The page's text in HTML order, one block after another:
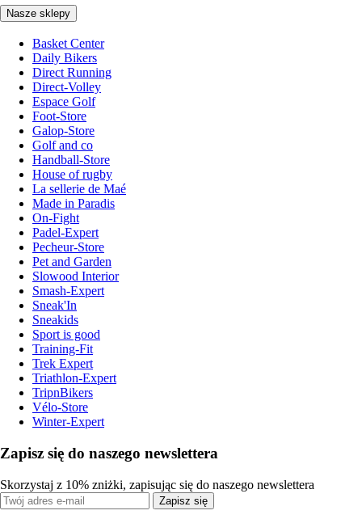
Nasze sklepy
Basket Center
Daily Bikers
Direct Running
Direct-Volley
Espace Golf
Foot-Store
Galop-Store
Golf and co
Handball-Store
House of rugby
La sellerie de Maé
Made in Paradis
On-Fight
Padel-Expert
Pecheur-Store
Pet and Garden
Slowood Interior
Smash-Expert
Sneak'In
Sneakids
Sport is good
Training-Fit
Trek Expert
Triathlon-Expert
TripnBikers
Vélo-Store
Winter-Expert
Zapisz się do naszego newslettera
Skorzystaj z 10% zniżki, zapisując się do naszego newslettera
Zapisz się